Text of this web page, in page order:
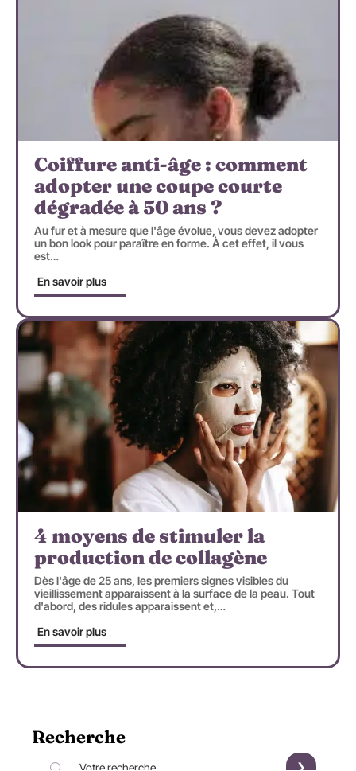
Coiffure anti-âge : comment
adopter une coupe courte
dégradée à 50 ans ?
Au fur et à mesure que l'âge évolue, vous devez adopter
un bon look pour paraître en forme. À cet effet, il vous
est…
En savoir plus
4 moyens de stimuler la
production de collagène
Dès l'âge de 25 ans, les premiers signes visibles du
vieillissement apparaissent à la surface de la peau. Tout
d'abord, des ridules apparaissent et,…
En savoir plus
Recherche